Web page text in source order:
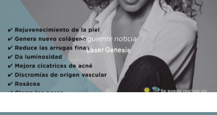
Siguiente noticia
Laser Genesis